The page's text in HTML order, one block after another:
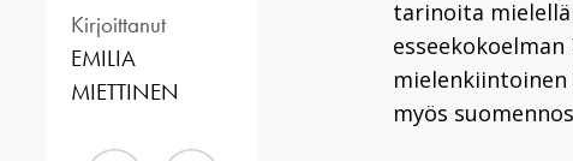
Kirjoittanut
EMILIA
MIETTINEN
tarinoita
esseekokoelman
myös